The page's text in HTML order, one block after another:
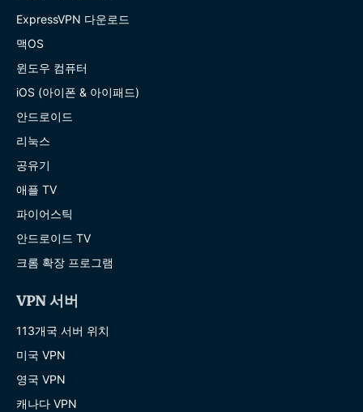
ExpressVPN 다운로드
맥OS
윈도우 컴퓨터
iOS (아이폰 & 아이패드)
안드로이드
리눅스
공유기
애플 TV
파이어스틱
안드로이드 TV
크롬 확장 프로그램
VPN 서버
113개국 서버 위치
미국 VPN
영국 VPN
캐나다 VPN